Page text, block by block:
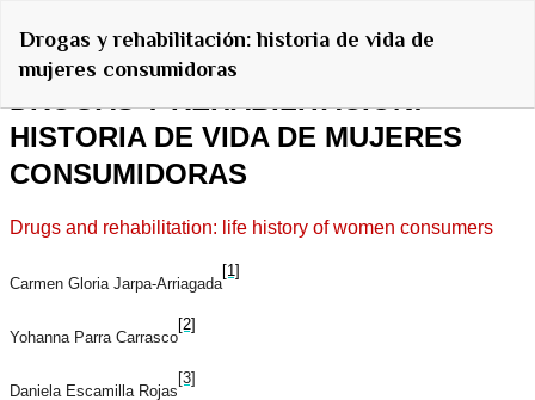
los
detalles
del
artículo
Drogas y rehabilitación: historia de vida de
mujeres consumidoras